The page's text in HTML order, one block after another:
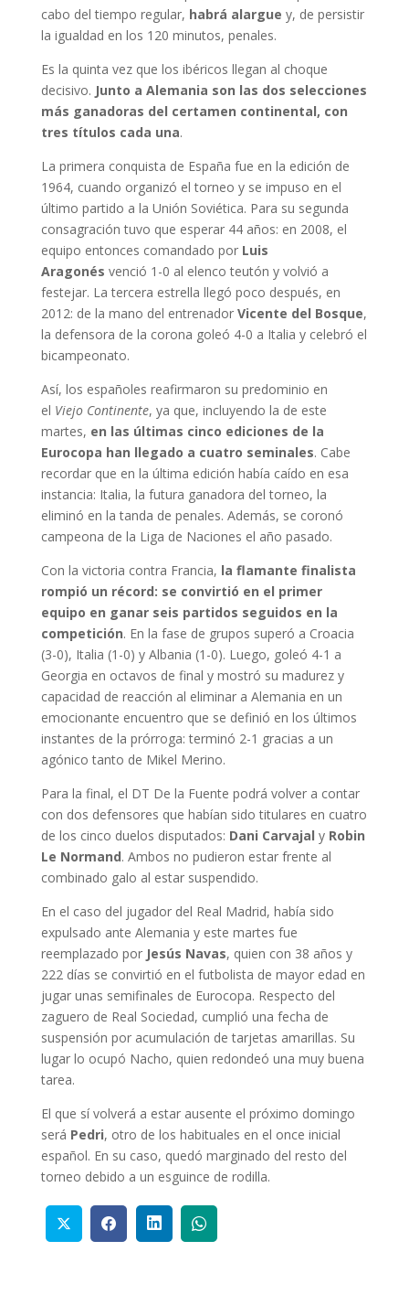
cabo del tiempo regular, habrá alargue y, de persistir
la igualdad en los 120 minutos, penales.
Es la quinta vez que los ibéricos llegan al choque
decisivo. Junto a Alemania son las dos selecciones
más ganadoras del certamen continental, con
tres títulos cada una.
La primera conquista de España fue en la edición de
1964, cuando organizó el torneo y se impuso en el
último partido a la Unión Soviética. Para su segunda
consagración tuvo que esperar 44 años: en 2008, el
equipo entonces comandado por Luis
Aragonés venció 1-0 al elenco teutón y volvió a
festejar. La tercera estrella llegó poco después, en
2012: de la mano del entrenador Vicente del Bosque,
la defensora de la corona goleó 4-0 a Italia y celebró el
bicampeonato.
Así, los españoles reafirmaron su predominio en
el Viejo Continente, ya que, incluyendo la de este
martes, en las últimas cinco ediciones de la
Eurocopa han llegado a cuatro seminales. Cabe
recordar que en la última edición había caído en esa
instancia: Italia, la futura ganadora del torneo, la
eliminó en la tanda de penales. Además, se coronó
campeona de la Liga de Naciones el año pasado.
Con la victoria contra Francia, la flamante finalista
rompió un récord: se convirtió en el primer
equipo en ganar seis partidos seguidos en la
competición. En la fase de grupos superó a Croacia
(3-0), Italia (1-0) y Albania (1-0). Luego, goleó 4-1 a
Georgia en octavos de final y mostró su madurez y
capacidad de reacción al eliminar a Alemania en un
emocionante encuentro que se definió en los últimos
instantes de la prórroga: terminó 2-1 gracias a un
agónico tanto de Mikel Merino.
Para la final, el DT De la Fuente podrá volver a contar
con dos defensores que habían sido titulares en cuatro
de los cinco duelos disputados: Dani Carvajal y Robin
Le Normand. Ambos no pudieron estar frente al
combinado galo al estar suspendido.
En el caso del jugador del Real Madrid, había sido
expulsado ante Alemania y este martes fue
reemplazado por Jesús Navas, quien con 38 años y
222 días se convirtió en el futbolista de mayor edad en
jugar unas semifinales de Eurocopa. Respecto del
zaguero de Real Sociedad, cumplió una fecha de
suspensión por acumulación de tarjetas amarillas. Su
lugar lo ocupó Nacho, quien redondeó una muy buena
tarea.
El que sí volverá a estar ausente el próximo domingo
será Pedri, otro de los habituales en el once inicial
español. En su caso, quedó marginado del resto del
torneo debido a un esguince de rodilla.